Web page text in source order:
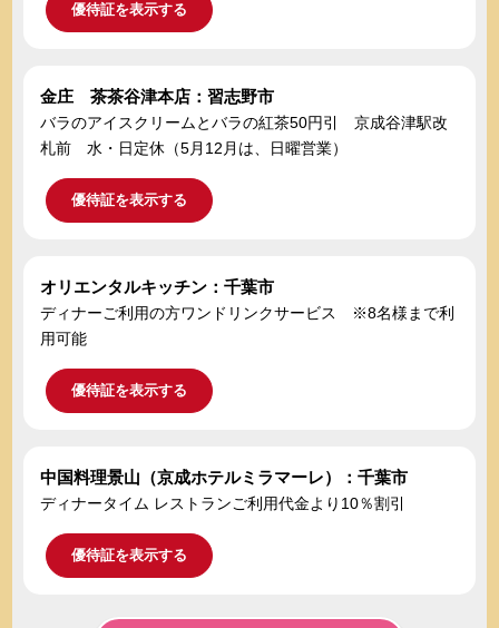
優待証を表示する
金庄 茶茶谷津本店：習志野市
バラのアイスクリームとバラの紅茶50円引 京成谷津駅改
札前 水・日定休（5月12月は、日曜営業）
優待証を表示する
オリエンタルキッチン：千葉市
ディナーご利用の方ワンドリンクサービス ※8名様まで利
用可能
優待証を表示する
中国料理景山（京成ホテルミラマーレ）：千葉市
ディナータイム レストランご利用代金より10％割引
優待証を表示する